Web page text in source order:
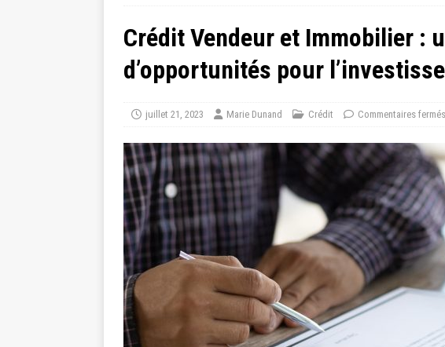
Crédit Vendeur et Immobilier :
d’opportunités pour
juillet 21, 2023 Marie Dunand Crédit Commentaires fermés